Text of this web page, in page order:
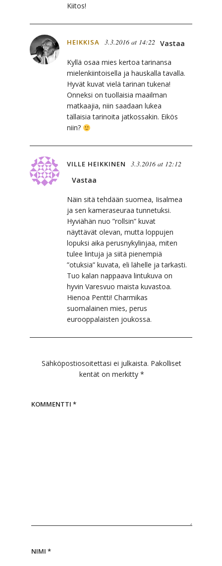
Kiitos!
HEIKKISA 3.3.2016 at 14:22 Vastaa
Kyllä osaa mies kertoa tarinansa
mielenkiintoisella ja hauskalla tavalla.
Hyvät kuvat vielä tarinan tukena!
Onneksi on tuollaisia maailman
matkaajia, niin saadaan lukea
tällaisia tarinoita jatkossakin. Eikös
niin?
VILLE HEIKKINEN
3.3.2016 at 12:12
Vastaa
Näin sitä tehdään suomea, Iisalmea
ja sen kameraseuraa tunnetuksi.
Hyviähän nuo ”rollsin” kuvat
näyttävät olevan, mutta loppujen
lopuksi aika perusnykylinjaa, miten
tulee lintuja ja siitä pienempiä
”otuksia” kuvata, eli lähelle ja tarkasti.
Tuo kalan nappaava lintukuva on
hyvin Varesvuo maista kuvastoa.
Hienoa Pentti! Charmikas
suomalainen mies, perus
eurooppalaisten joukossa.
Sähköpostiosoitettasi ei julkaista. Pakolliset
kentät on merkitty *
KOMMENTTI *
NIMI *